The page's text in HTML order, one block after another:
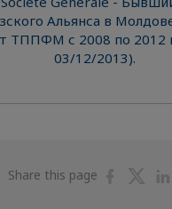
Альянса в
ТППФМ с 2008 по 2012
03/12/2013).
Share this page
Share